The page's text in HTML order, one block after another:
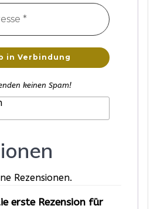
keinen Spam!
Rezensionen.
erste Rezension für